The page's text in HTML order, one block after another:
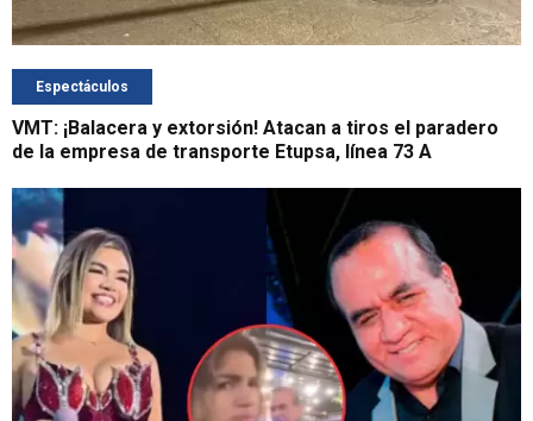
Espectáculos
VMT: ¡Balacera y extorsión! Atacan a tiros el paradero
de la empresa de transporte Etupsa, línea 73 A